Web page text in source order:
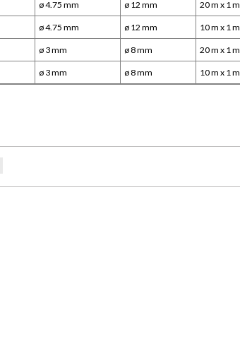
ø 4.75 mm ø 12 mm 20 m x 1 m
ø 4.75 mm ø 12 mm 10 m x 1 m
ø 3 mm ø 8 mm 20 m x 1 m
ø 3 mm ø 8 mm 10 m x 1 m